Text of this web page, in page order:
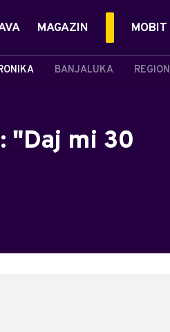
BANJALUKA REGION
MAGAZIN MOBIT
"Daj mi 30